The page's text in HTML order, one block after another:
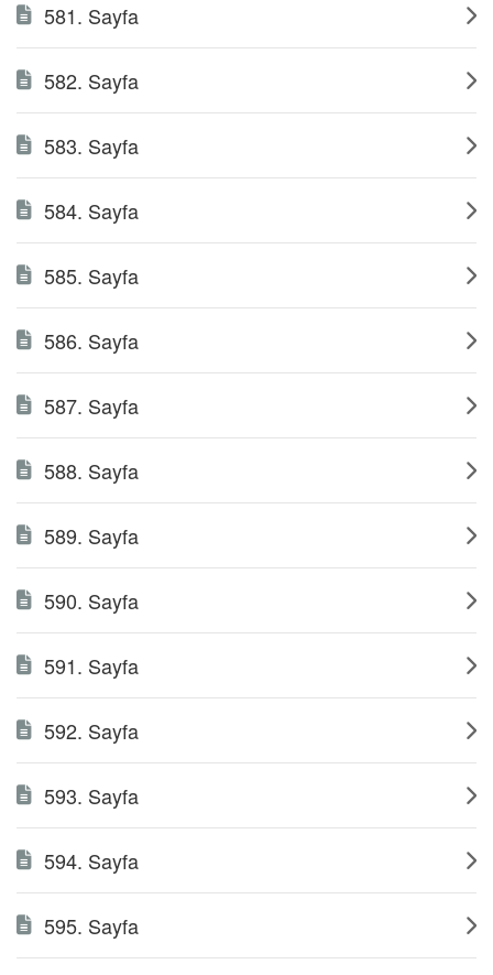
581. Sayfa
582. Sayfa
583. Sayfa
584. Sayfa
585. Sayfa
586. Sayfa
587. Sayfa
588. Sayfa
589. Sayfa
590. Sayfa
591. Sayfa
592. Sayfa
593. Sayfa
594. Sayfa
595. Sayfa